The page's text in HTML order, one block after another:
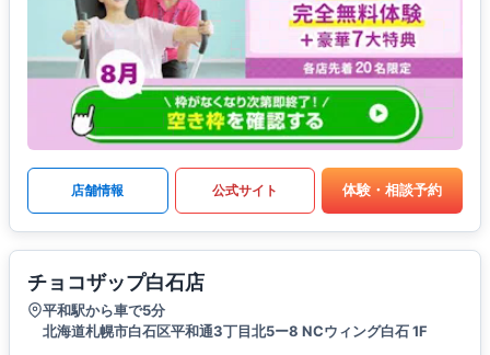
店舗情報 公式サイト 体験・相談予約
チョコザップ白石店
平和駅から車で5分
北海道札幌市白石区平和通3丁目北5ー8 NCウィング白石 1F